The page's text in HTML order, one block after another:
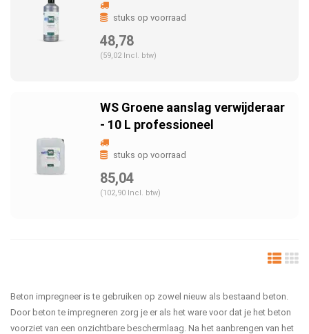
stuks op voorraad
48,78
(59,02 Incl. btw)
WS Groene aanslag verwijderaar
- 10 L professioneel
stuks op voorraad
85,04
(102,90 Incl. btw)
Beton impregneer is te gebruiken op zowel nieuw als bestaand beton.
Door beton te impregneren zorg je er als het ware voor dat je het beton
voorziet van een onzichtbare beschermlaag. Na het aanbrengen van het